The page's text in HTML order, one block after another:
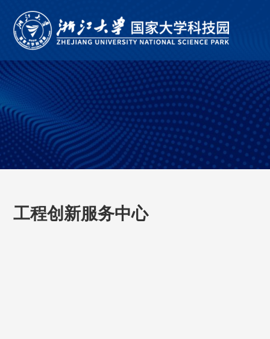
工程创新服务中心